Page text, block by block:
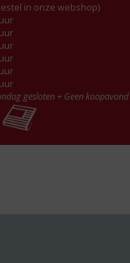
in onze webshop)
gesloten + Geen koopavond